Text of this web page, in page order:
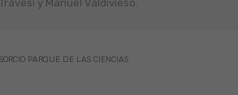
y Manuel Valdivieso.
PARQUE DE LAS CIENCIAS